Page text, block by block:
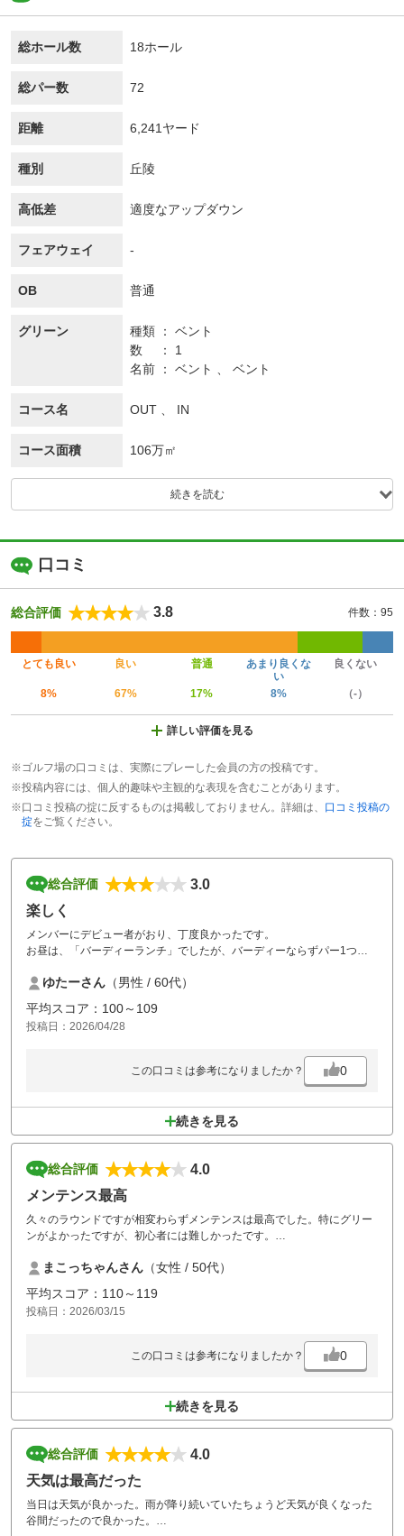
総ホール数 18ホール
総パー数 72
距離 6,241ヤード
種別 丘陵
高低差 適度なアップダウン
フェアウェイ -
OB 普通
グリーン 種類
ベント
数
1
名前
ベント 、 ベント
コース名 OUT 、 IN
コース面積 106万㎡
続きを読む
口コミ
総合評価 3.8 件数：95
とても良い 良い 普通
あまり良くな
い
良くない
8% 67% 17% 8% （-）
詳しい評価を見る
※ゴルフ場の口コミは、実際にプレーした会員の方の投稿です。
※投稿内容には、個人的趣味や主観的な表現を含むことがあります。
※口コミ投稿の掟に反するものは掲載しておりません。詳細は、 口コミ投稿の
掟をご覧ください。
総合評価
3.0
楽しく
メンバーにデビュー者がおり、丁度良かったです。
お昼は、「バーディーランチ」でしたが、バーディーならずパー1つ
ゆたーさん （男性 / 60代）
平均スコア：100～109
投稿日：2026/04/28
この口コミは参考になりましたか？ 0
続きを見る
総合評価
4.0
メンテンス最高
久々のラウンドですが相変わらずメンテンスは最高でした。特にグリー
ンがよかったですが、初心者には難しかったです。
もう少し上達したら再訪したいです。
まこっちゃんさん （女性 / 50代）
平均スコア：110～119
投稿日：2026/03/15
この口コミは参考になりましたか？ 0
続きを見る
総合評価
4.0
天気は最高だった
当日は天気が良かった。雨が降り続いていたちょうど天気が良くなった
谷間だったので良かった。